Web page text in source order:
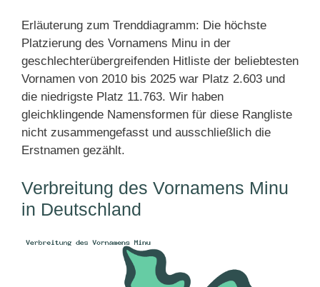
Erläuterung zum Trenddiagramm: Die höchste
Platzierung des Vornamens Minu in der
geschlechterübergreifenden Hitliste der beliebtesten
Vornamen von 2010 bis 2025 war Platz 2.603 und
die niedrigste Platz 11.763. Wir haben
gleichklingende Namensformen für diese Rangliste
nicht zusammengefasst und ausschließlich die
Erstnamen gezählt.
Verbreitung des Vornamens Minu
in Deutschland